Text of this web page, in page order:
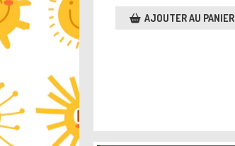
AJOUTER AU PANIER